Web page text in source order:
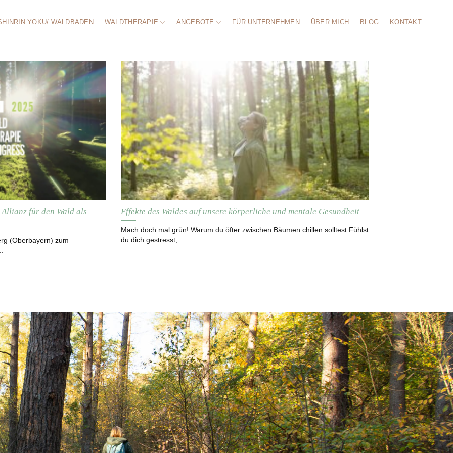
YOKU/ WALDBADEN WALDTHERAPIE ANGEBOTE FÜR UNTERNEHMEN ÜBER MICH BLOG KONTAKT
für den Wald als
(Oberbayern) zum
Effekte des Waldes auf unsere körperliche und mentale Gesundheit
Mach doch mal grün! Warum du öfter zwischen Bäumen chillen solltest Fühlst
du dich gestresst,...